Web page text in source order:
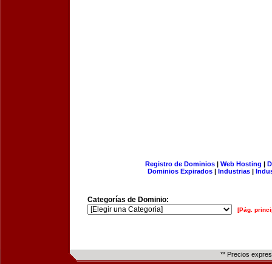
Registro de Dominios| Web Hosting |
Dominios Expirados | Industrias |
Categorías de Dominio:
[Pág.
** Precios